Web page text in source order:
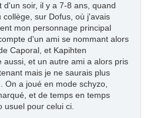
d'un soir, il y a 7-8 ans, quand
sur Dofus, où j'avais
mon personnage principal
d'un ami se nommant alors
Caporal, et Kapihten
aussi, et un autre ami a alors pris
mais je ne saurais plus
On a joué en mode schyzo,
et de temps en temps
usuel pour celui ci.